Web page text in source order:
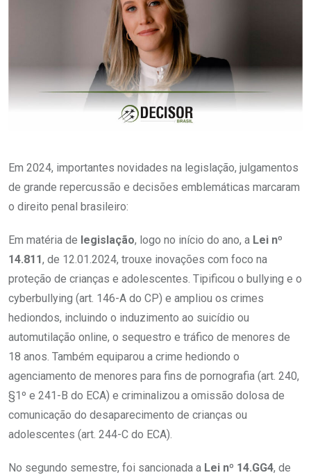
Em 2024, importantes novidades na legislação, julgamentos
de grande repercussão e decisões emblemáticas marcaram
o direito penal brasileiro:
Em matéria de legislação, logo no início do ano, a Lei nº
14.811, de 12.01.2024, trouxe inovações com foco na
proteção de crianças e adolescentes. Tipificou o bullying e o
cyberbullying (art. 146-A do CP) e ampliou os crimes
hediondos, incluindo o induzimento ao suicídio ou
automutilação online, o sequestro e tráfico de menores de
18 anos. Também equiparou a crime hediondo o
agenciamento de menores para fins de pornografia (art. 240,
§1º e 241-B do ECA) e criminalizou a omissão dolosa de
comunicação do desaparecimento de crianças ou
adolescentes (art. 244-C do ECA).
No segundo semestre, foi sancionada a Lei nº 14.GG4, de